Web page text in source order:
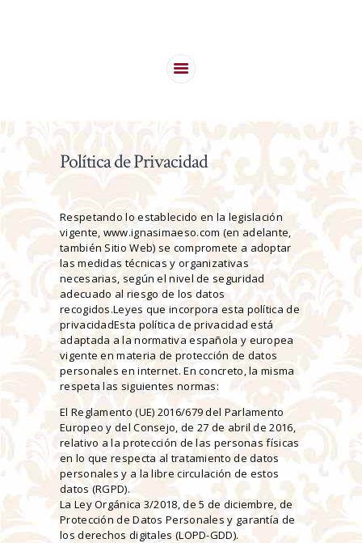
Experto en asesoramiento legal
TRABAJAMOS
CONTACTO
Política de Privacidad
Respetando lo establecido en la legislación
vigente, www.ignasimaeso.com (en adelante,
también Sitio Web) se compromete a adoptar
las medidas técnicas y organizativas
necesarias, según el nivel de seguridad
adecuado al riesgo de los datos
recogidos.Leyes que incorpora esta política de
privacidadEsta política de privacidad está
adaptada a la normativa española y europea
vigente en materia de protección de datos
personales en internet. En concreto, la misma
respeta las siguientes normas:
El Reglamento (UE) 2016/679 del Parlamento
Europeo y del Consejo, de 27 de abril de 2016,
relativo a la protección de las personas físicas
en lo que respecta al tratamiento de datos
personales y a la libre circulación de estos
datos (RGPD).
La Ley Orgánica 3/2018, de 5 de diciembre, de
Protección de Datos Personales y garantía de
los derechos digitales (LOPD-GDD).